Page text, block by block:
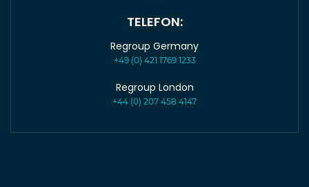
TELEFON:
Regroup Germany
+49 (0) 421 1769 1233
Regroup London
+44 (0) 207 458 4147